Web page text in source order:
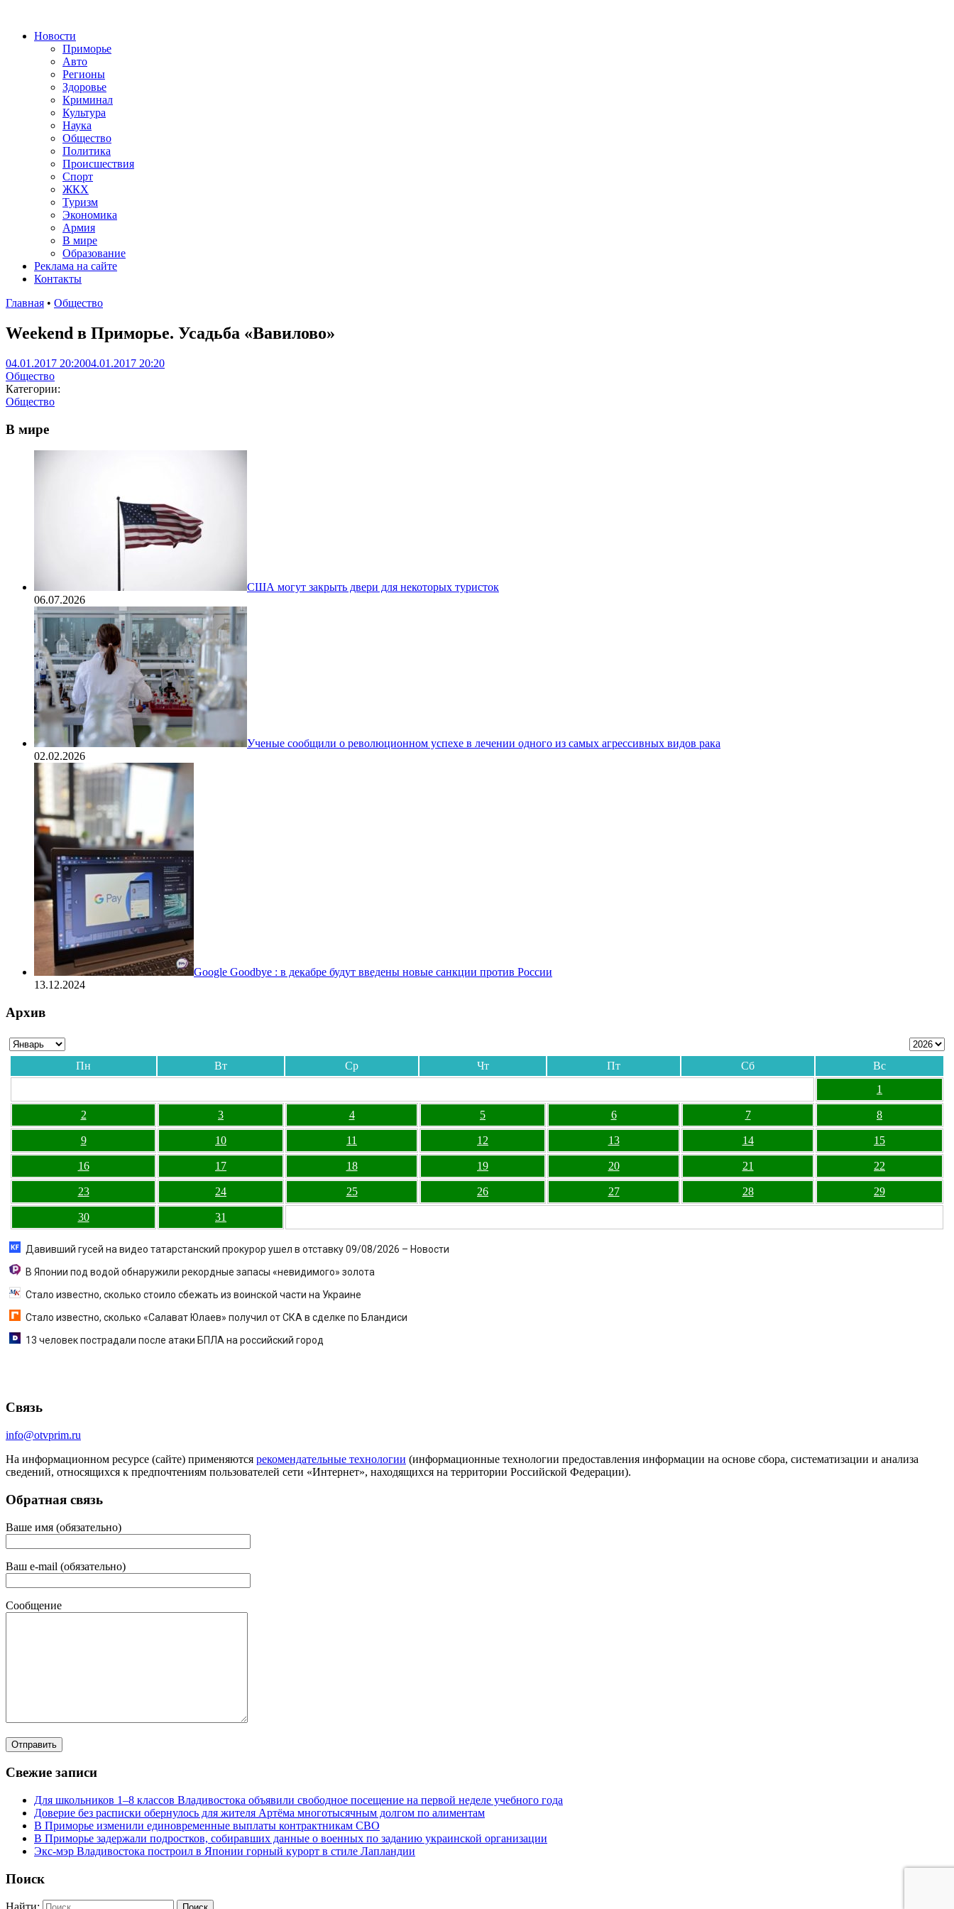
Новости
Приморье
Авто
Регионы
Здоровье
Криминал
Культура
Наука
Общество
Политика
Происшествия
Спорт
ЖКХ
Туризм
Экономика
Армия
В мире
Образование
Реклама на сайте
Контакты
Главная • Общество
Weekend в Приморье. Усадьба «Вавилово»
04.01.2017 20:2004.01.2017 20:20
Общество
Категории:
Общество
В мире
США могут закрыть двери для некоторых туристок
06.07.2026
Ученые сообщили о революционном успехе в лечении одного из самых агрессивных видов рака
02.02.2026
Google Goodbye : в декабре будут введены новые санкции против России
13.12.2024
Архив
Пн Вт Ср Чт Пт Сб
Вс
1
2 3 4 5 6 7 8
9 10 11 12 13 14 15
16 17 18 19 20 21 22
23 24 25 26 27 28 29
30 31
Давивший гусей на видео татарстанский прокурор ушел в отставку 09/08/2026 – Новости
В Японии под водой обнаружили рекордные запасы «невидимого» золота
Стало известно, сколько стоило сбежать из воинской части на Украине
Стало известно, сколько «Салават Юлаев» получил от СКА в сделке по Бландиси
13 человек пострадали после атаки БПЛА на российский город
Связь
info@otvprim.ru
На информационном ресурсе (сайте) применяются рекомендательные технологии (информационные технологии предоставления информации на основе сбора, систематизации и анализа
сведений, относящихся к предпочтениям пользователей сети «Интернет», находящихся на территории Российской Федерации).
Обратная связь
Ваше имя (обязательно)
Ваш e-mail (обязательно)
Сообщение
Свежие записи
Для школьников 1–8 классов Владивостока объявили свободное посещение на первой неделе учебного года
Доверие без расписки обернулось для жителя Артёма многотысячным долгом по алиментам
В Приморье изменили единовременные выплаты контрактникам СВО
В Приморье задержали подростков, собиравших данные о военных по заданию украинской организации
Экс-мэр Владивостока построил в Японии горный курорт в стиле Лапландии
Поиск